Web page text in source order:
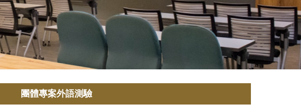
團體專案外語測驗